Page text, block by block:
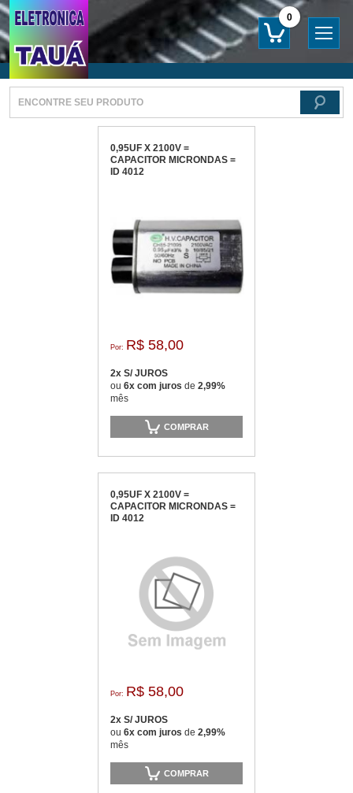
0
0,95UF X 2100V =
CAPACITOR MICRONDAS =
ID 4012
Por: R$ 58,00
2x S/ JUROS
ou 6x com juros de 2,99%
mês
COMPRAR
0,95UF X 2100V =
CAPACITOR MICRONDAS =
ID 4012
Por: R$ 58,00
2x S/ JUROS
ou 6x com juros de 2,99%
mês
COMPRAR